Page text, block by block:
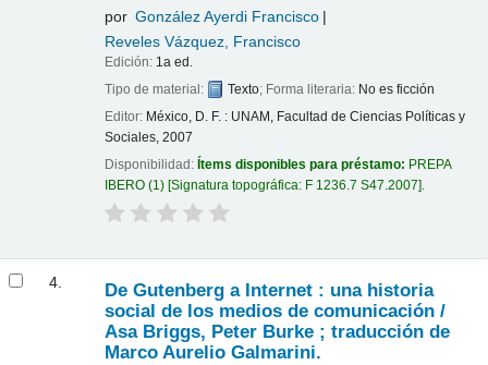
por González Ayerdi Francisco
Reveles Vázquez, Francisco
Edición: 1a ed.
Tipo de material:
Texto; Forma literaria: No es ficción
Editor: México, D. F. : UNAM, Facultad de Ciencias Políticas y
Sociales, 2007
Disponibilidad: Ítems disponibles para préstamo: PREPA
IBERO(1) Signatura topográfica: F 1236.7 S47.2007 .
4.
De Gutenberg a Internet : una historia
social de los medios de comunicación /
Asa Briggs, Peter Burke ; traducción de
Marco Aurelio Galmarini.